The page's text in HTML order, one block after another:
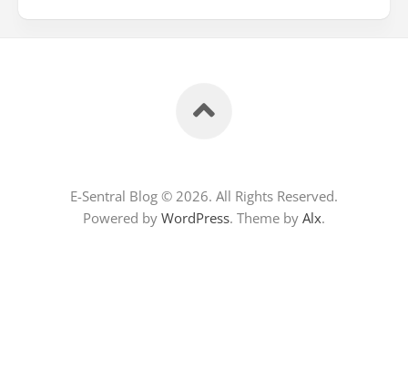
E-Sentral Blog © 2026. All Rights Reserved.
Powered by WordPress. Theme by Alx.